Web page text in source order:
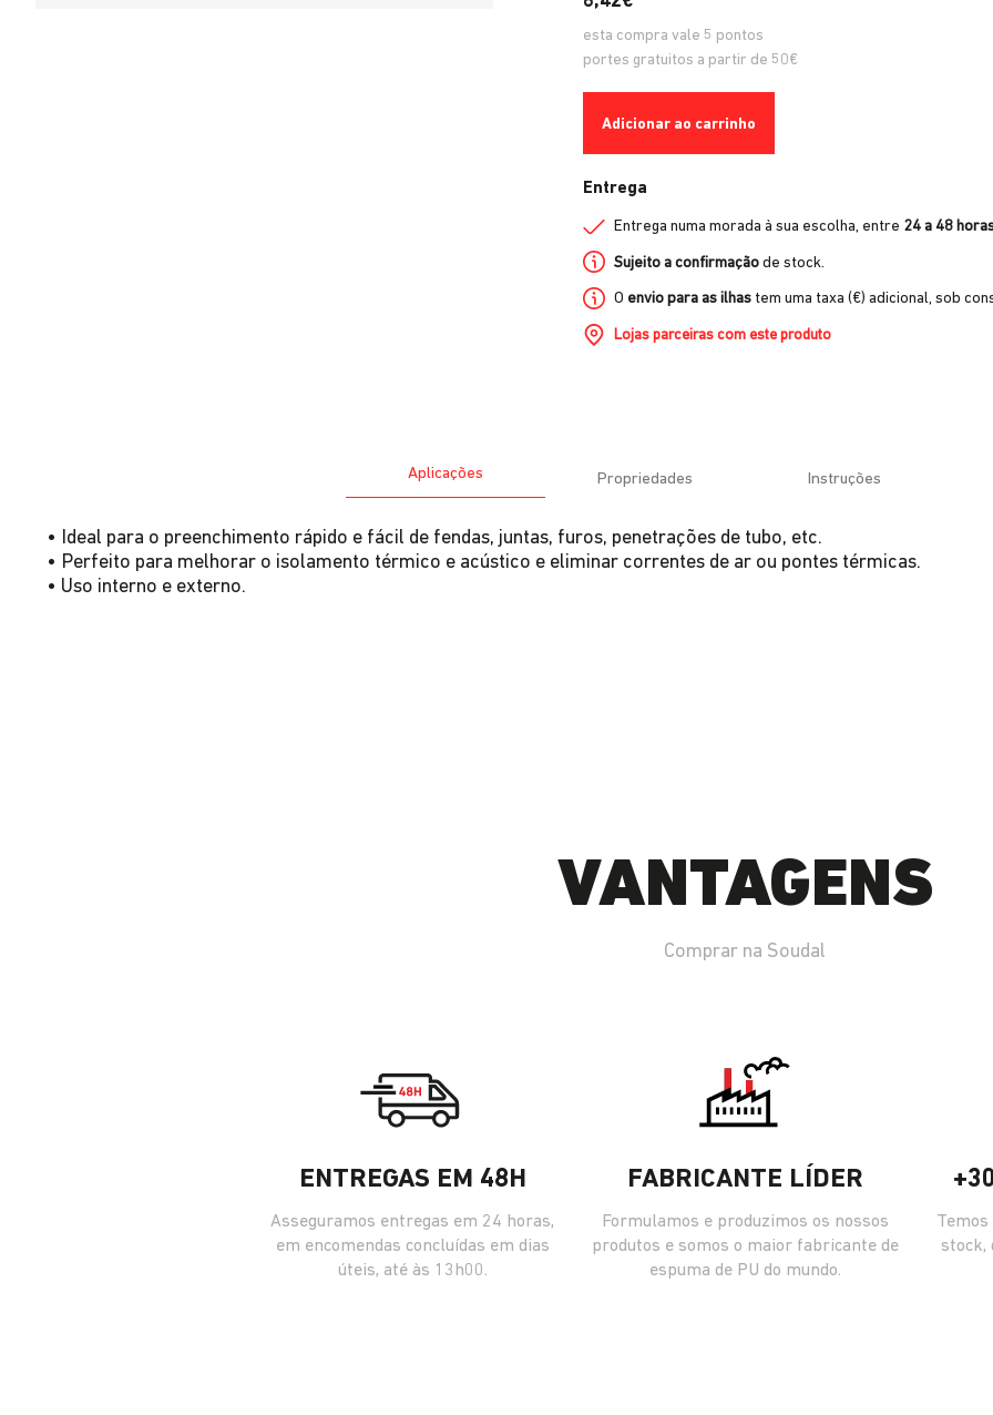
esta compra vale 5 pontos
portes gratuitos a partir de 50€
Adicionar ao carrinho
Entrega
Entrega numa morada à sua escolha, entre 24 a 48
Sujeito a confirmaçãode stock.
O envio para as ilhas tem uma taxa (€) adicional, sob
Lojas parceiras com este produto
Aplicações Propriedades Instruções
• Ideal para o preenchimento rápido e fácil de fendas, juntas, furos, penetrações de tubo, etc.
• Perfeito para melhorar o isolamento térmico e acústico e eliminar correntes de ar ou pontes térmicas.
• Uso interno e externo.
VANTAGENS
Comprar na Soudal
ENTREGAS EM 48H
Asseguramos entregas em 24 horas,
em encomendas concluídas em dias
úteis, até às 13h00.
FABRICANTE LÍDER
Formulamos e produzimos os nossos
produtos e somos o maior fabricante de
espuma de PU do mundo.
stock,